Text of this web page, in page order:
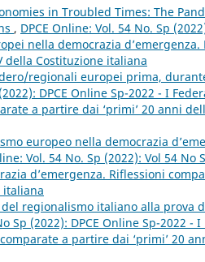
in Troubled Times: The
, DPCE Online: Vol. 54 No. Sp
nella democrazia
della Costituzione italiana
regionali europei prima,
DPCE Online Sp-2022 - I
a partire dai ‘primi’ 20 anni
europeo nella democrazia
Vol. 54 No. Sp (2022): Vol 54 No
d’emergenza. Riflessioni
italiana
regionalismo italiano alla prova
Sp (2022): DPCE Online Sp-2022
a partire dai ‘primi’ 20